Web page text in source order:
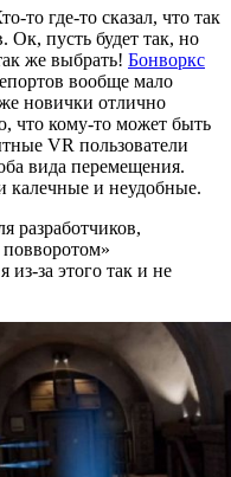
где-то сказал, что так
пусть будет так, но
же выбрать! Бонворкс
вообще мало
новички отлично
что кому-то может быть
VR пользователи
вида перемещения.
калечные и неудобные.
разработчиков,
из-за этого так и не